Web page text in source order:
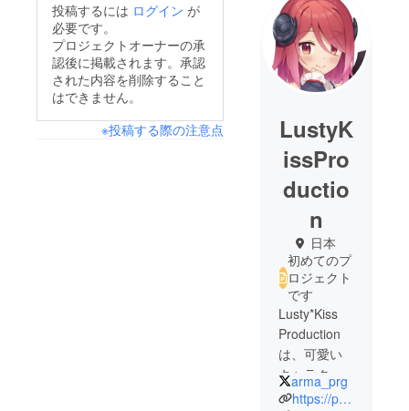
投稿するには ログイン が
必要です。
プロジェクトオーナーの承
認後に掲載されます。承認
された内容を削除すること
はできません。
※投稿する際の注意点
LustyK
issPro
ductio
n
日本
初めてのプ
ロジェクト
です
Lusty*Kiss
Production
は、可愛い
キャラク
ターたちを
arma_prg
https://production.lusty-kiss.com/